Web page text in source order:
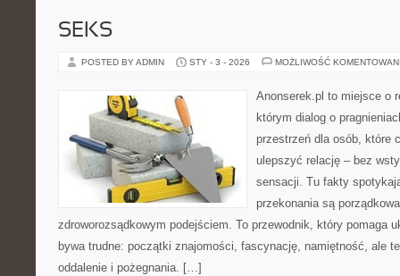
SEKS
POSTED BY ADMIN STY - 3 - 2026 MOŻLIWOŚĆ
Anonserek.pl to miejsce o
którym dialog o
przestrzeń dla osób, które
ulepszyć relację – bez
sensacji. Tu fakty
przekonania są
zdroworozsądkowym podejściem. To przewodnik, który pomaga
bywa trudne: początki znajomości, fascynację, namiętność, ale
oddalenie i pożegnania. […]